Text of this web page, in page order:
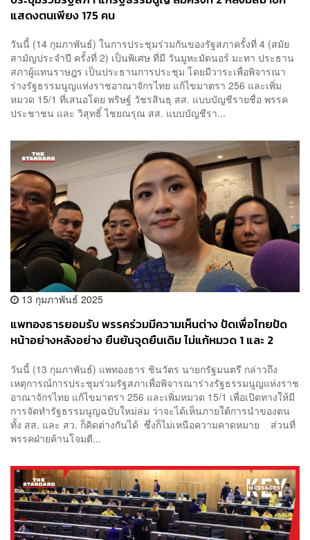
แสดงตนเพียง 175 คน
วันนี้ (14 กุมภาพันธ์) ในการประชุมร่วมกันของรัฐสภาครั้งที่ 4 (สมัย
สามัญประจำปี ครั้งที่ 2) เป็นพิเศษ ที่มี วันมูหะมัดนอร์ มะทา ประธาน
สภาผู้แทนราษฎร เป็นประธานการประชุม โดยมีวาระเพื่อพิจารณา
ร่างรัฐธรรมนูญแห่งราชอาณาจักรไทย แก้ไขมาตรา 256 และเพิ่ม
หมวด 15/1 ที่เสนอโดย พริษฐ์ วัชรสินธุ สส. แบบบัญชีรายชื่อ พรรค
ประชาชน และ วิสุทธิ์ ไชยณรุณ สส. แบบบัญชีรา...
13 กุมภาพันธ์ 2025
แพทองธารยอมรับ พรรคร่วมมีความเห็นต่าง ปัดเพื่อไทยปัด
หน้าอย่างหลังอย่าง ยืนยันจุดยืนเดิม ไม่แก้หมวด 1 และ 2
วันนี้ (13 กุมภาพันธ์) แพทองธาร ชินวัตร นายกรัฐมนตรี กล่าวถึง
เหตุการณ์การประชุมร่วมรัฐสภาเพื่อพิจารณาร่างรัฐธรรมนูญแห่งราช
อาณาจักรไทย แก้ไขมาตรา 256 และเพิ่มหมวด 15/1 เพื่อเปิดทางให้มี
การจัดทำรัฐธรรมนูญฉบับใหม่ล่ม ว่าจะได้เห็นภายใต้การนำของตน
ทั้ง สส. และ สว. ก็คิดต่างกันได้ ซึ่งก็ไม่เหนือความคาดหมาย ส่วนที่
พรรคฝ่ายค้านโจมตี...